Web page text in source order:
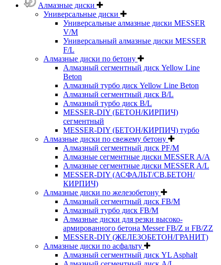
Алмазные диски
Универсальные диски
Универсальные алмазные диски MESSER
V/M
Универсальный алмазные диски MESSER
F/L
Алмазные диски по бетону
Алмазный сегментный диск Yellow Line
Beton
Алмазный турбо диск Yellow Line Beton
Алмазный сегментный диск B/L
Алмазный турбо диск B/L
MESSER-DIY (БЕТОН/КИРПИЧ)
сегментный
MESSER-DIY (БЕТОН/КИРПИЧ) турбо
Алмазные диски по свежему бетону
Алмазный сегментный диск PF/M
Алмазные сегментные диски MESSER A/A
Алмазные сегментные диски MESSER A/L
MESSER-DIY (АСФАЛЬТ/СВ.БЕТОН/
КИРПИЧ)
Алмазные диски по железобетону
Алмазный сегментный диск FB/M
Алмазный турбо диск FB/M
Алмазные диски для резки высоко-
армированного бетона Messer FB/Z и FB/ZZ
MESSER-DIY (ЖЕЛЕЗОБЕТОН/ГРАНИТ)
Алмазные диски по асфальту
Алмазный сегментный диск YL Asphalt